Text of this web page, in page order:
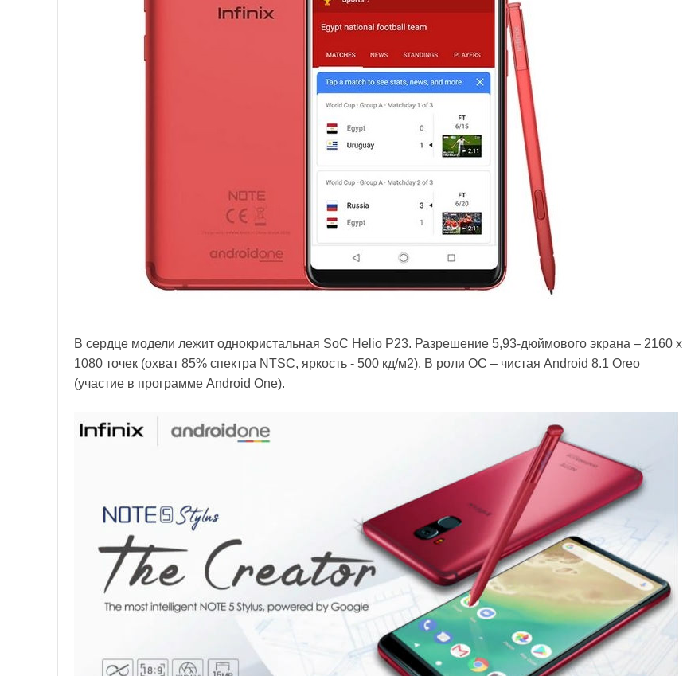
В сердце модели лежит однокристальная SoC Helio P23. Разрешение 5,93-дюймового экрана – 2160 х
1080 точек (охват 85% спектра NTSC, яркость - 500 кд/м2). В роли ОС – чистая Android 8.1 Oreo
(участие в программе Android One).